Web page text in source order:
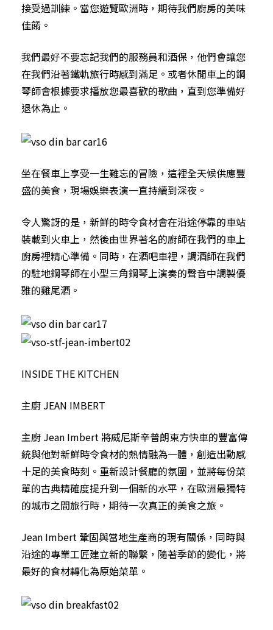
接受過訓練。當您遊覽歐洲時，期待我們廚房的美味
佳餚。
我們最好不要忘記我們的服務員和酒保，他們會讓您
在我們沿著鐵軌旅行時感到滿足。或者休閒車上的鋼
琴師會根據要求播放您最喜歡的歌曲，直到您準備好
退休為止。
坐在餐車上享受一生難忘的冒險，這裡全天候供應豐
盛的美食，現場娛樂表演一直持續到深夜。
令人驚訝的是，新鮮的時令食材會在沿途停靠的車站
裝載到火車上，然後由世界著名的廚師在我們的車上
廚房裡精心準備。同時，在酒吧車裡，調酒師在我們
的駐地鋼琴師在小型三角鋼琴上演奏的聲音中調製優
雅的雞尾酒。
INSIDE THE KITCHEN
主廚 JEAN IMBERT
主廚 Jean Imbert 將威尼斯辛普朗東方快車的豐富傳
統與他對新鮮時令食材的熱情融為一體，創造出動感
十足的美食時刻。重新設計餐廳的氛圍，並將每份菜
單的古典精確度提升到一個新的水平，在歐洲最獨特
的城市之間旅行時，期待一次真正的美食之旅。
Jean Imbert 鞏固與當地生產商的現有關係，同時與
沿途的專業工匠建立新的聯繫，隨著季節的變化，將
最好的食材轉化為原始菜單。